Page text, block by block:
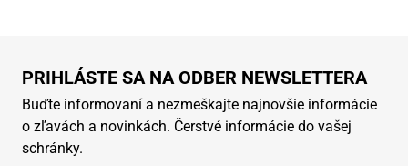
PRIHLÁSTE SA NA ODBER NEWSLETTERA
Buďte informovaní a nezmeškajte najnovšie informácie
o zľavách a novinkách. Čerstvé informácie do vašej
schránky.